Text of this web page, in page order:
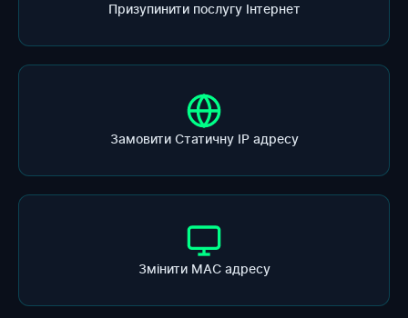
Призупинити послугу Інтернет
Замовити Статичну ІР адресу
Змінити МАС адресу